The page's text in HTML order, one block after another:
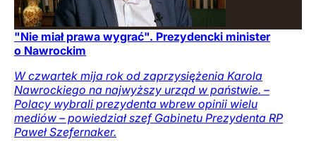
"Nie miał prawa wygrać". Prezydencki minister
o Nawrockim
W czwartek mija rok od zaprzysiężenia Karola
Nawrockiego na najwyższy urząd w państwie. –
Polacy wybrali prezydenta wbrew opinii wielu
mediów – powiedział szef Gabinetu Prezydenta RP
Paweł Szefernaker.